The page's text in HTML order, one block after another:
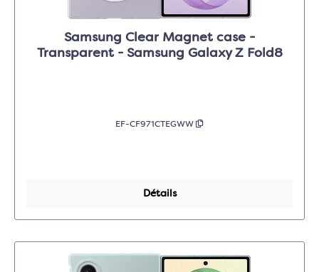
Samsung Clear Magnet case -
Transparent - Samsung Galaxy Z Fold8
EF-CF971CTEGWW
Détails